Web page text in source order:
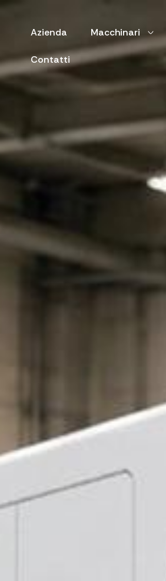
Azienda Macchinari
Contatti